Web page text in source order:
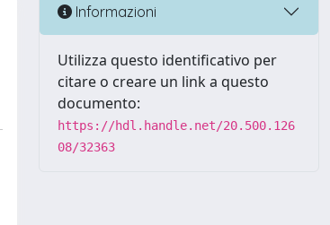
Informazioni
Utilizza questo identificativo per
citare o creare un link a questo
documento:
https://hdl.handle.net/20.500.126
08/32363